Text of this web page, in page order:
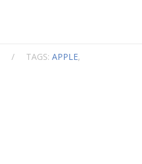
/ TAGS: APPLE,